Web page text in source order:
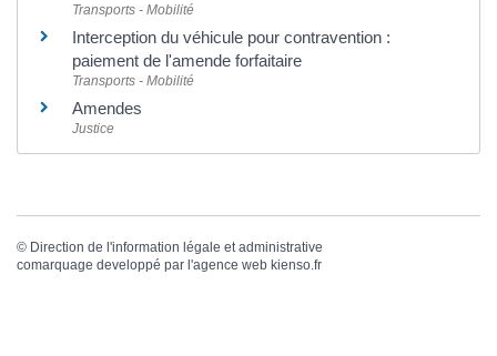
Transports - Mobilité
Interception du véhicule pour contravention :
paiement de l'amende forfaitaire
Transports - Mobilité
Amendes
Justice
© Direction de l'information légale et administrative
comarquage developpé par l'agence web kienso.fr